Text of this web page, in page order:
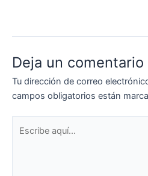
Deja un comentario
Tu dirección de correo
campos obligatorios están
aquí...